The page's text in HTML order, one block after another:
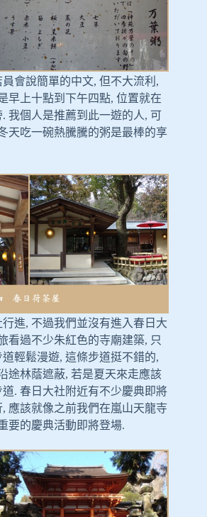
會說簡單的中文, 但不大流利,
早上十點到下午四點, 位置就在
我個人是推薦到此一遊的人, 可
天吃一碗熱騰騰的粥是最棒的享
進, 不過我們並沒有進入春日大
看過不少朱紅色的寺廟建築, 只
輕鬆漫遊, 這條步道挺不錯的,
途林蔭遮蔽, 若是夏天來走應該
. 春日大社附近有不少慶典即將
應該就像之前我們在嵐山天龍寺
要的慶典活動即將登場.